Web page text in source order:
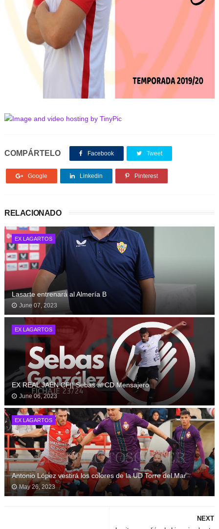
COMPÁRTELO Facebook Tweet
Google Linkedin Pinterest
RELACIONADO
EX LAGARTOS
Lasarte entrenará al Almería B
June 07, 2023
EX LAGARTOS
EX REAL JAÉN CF|| Sebas al CD Mensajero
June 06, 2023
EX LAGARTOS
Antonio López vestirá los colores de la UD Torre del Mar
May 26, 2023
NEXT